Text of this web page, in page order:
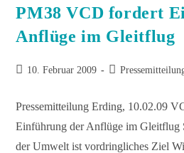
PM38 VCD fordert
Anflüge im Gleitflug
10. Februar 2009
Pressemitteilung Erding, 10.02.09
Einführung der Anflüge im Gleitflug
der Umwelt ist vordringliches Ziel